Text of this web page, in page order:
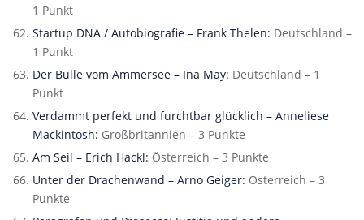
1 Punkt
Startup DNA / Autobiografie – Frank Thelen: Deutschland –
1 Punkt
Der Bulle vom Ammersee – Ina May: Deutschland – 1
Punkt
Verdammt perfekt und furchtbar glücklich – Anneliese
Mackintosh: Großbritannien – 3 Punkte
Am Seil – Erich Hackl: Österreich – 3 Punkte
Unter der Drachenwand – Arno Geiger: Österreich – 3
Punkte